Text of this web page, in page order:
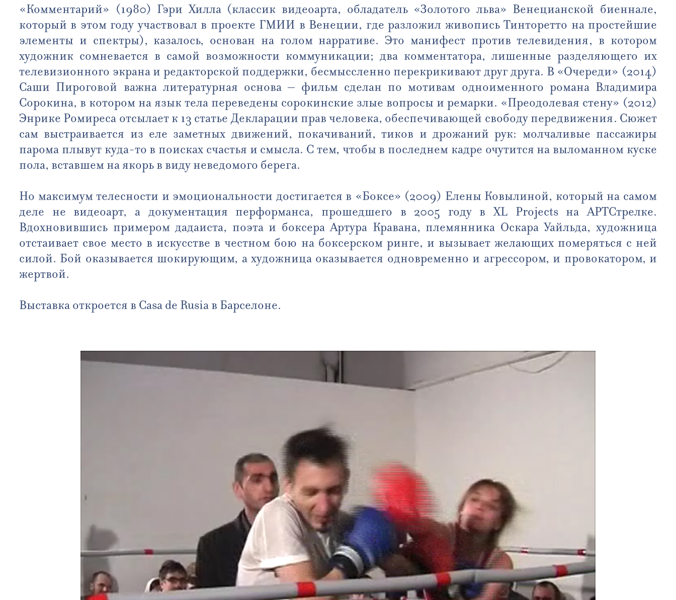
«Комментарий» (1980) Гэри Хилла (классик видеоарта, обладатель «Золотого льва» Венецианской биеннале,
который в этом году участвовал в проекте ГМИИ в Венеции, где разложил живопись Тинторетто на простейшие
элементы и спектры), казалось, основан на голом нарративе. Это манифест против телевидения, в котором
художник сомневается в самой возможности коммуникации; два комментатора, лишенные разделяющего их
телевизионного экрана и редакторской поддержки, бесмыссленно перекрикивают друг друга. В «Очереди» (2014)
Саши Пироговой важна литературная основа – фильм сделан по мотивам одноименного романа Владимира
Сорокина, в котором на язык тела переведены сорокинские злые вопросы и ремарки. «Преодолевая стену» (2012)
Энрике Ромиреса отсылает к 13 статье Декларации прав человека, обеспечивающей свободу передвижения. Сюжет
сам выстраивается из еле заметных движений, покачиваний, тиков и дрожаний рук: молчаливые пассажиры
парома плывут куда-то в поисках счастья и смысла. С тем, чтобы в последнем кадре очутится на выломанном куске
пола, вставшем на якорь в виду неведомого берега.
Но максимум телесности и эмоциональности достигается в «Боксе» (2009) Елены Ковылиной, который на самом
деле не видеоарт, а документация перформанса, прошедшего в 2005 году в XL Projects на АРТСтрелке.
Вдохновившись примером дадаиста, поэта и боксера Артура Кравана, племянника Оскара Уайльда, художница
отстаивает свое место в искусстве в честном бою на боксерском ринге, и вызывает желающих померяться с ней
силой. Бой оказывается шокирующим, а художница оказывается одновременно и агрессором, и провокатором, и
жертвой.
Выставка откроется в Casa de Rusia в Барселоне.